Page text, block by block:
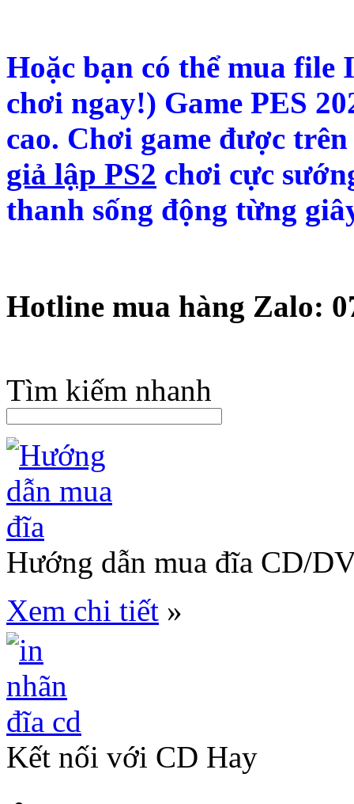
Hoặc bạn có thể mua
chơi ngay!) Game PES
cao. Chơi game được
giả lập PS2 chơi cực
thanh sống động từng
Hotline mua hàng Zalo:
Tìm kiếm nhanh
Hướng dẫn mua đĩa CD/
Xem chi tiết »
Kết nối với CD Hay